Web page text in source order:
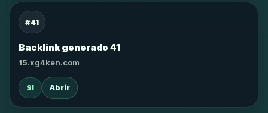
#41
Backlink generado 41
15.xg4ken.com
SI Abrir